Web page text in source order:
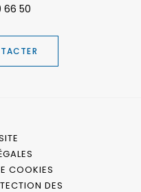
66 50
COOKIES
DES